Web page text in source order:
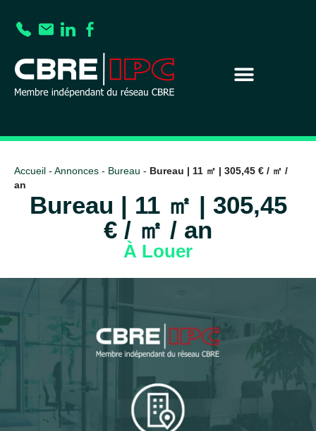
Accueil - Annonces - Bureau - Bureau | 11 ㎡ | 305,45 € / ㎡ /
an
Bureau | 11 ㎡ | 305,45
€ / ㎡ / an
À Louer